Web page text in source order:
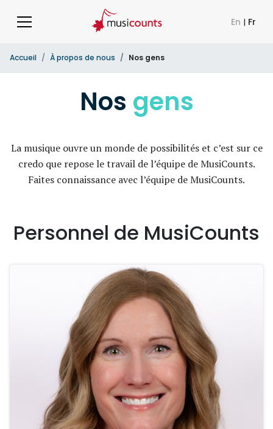
En | Fr
Accueil À propos de nous Nos gens
Nos gens
La musique ouvre un monde de possibilités et c’est sur ce
credo que repose le travail de l’équipe de MusiCounts.
Faites connaissance avec l’équipe de MusiCounts.
Personnel de MusiCounts